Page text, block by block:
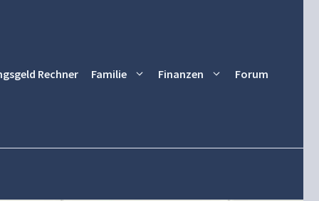
Rechner Familie Finanzen Forum